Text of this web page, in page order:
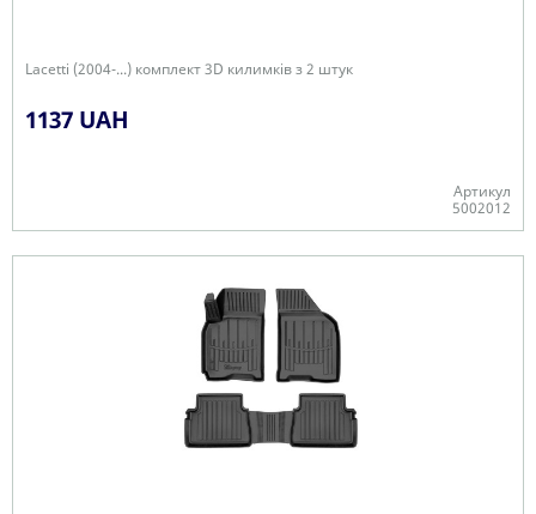
Lacetti (2004-...) комплект 3D килимків з 2 штук
1137 UAH
Артикул
5002012